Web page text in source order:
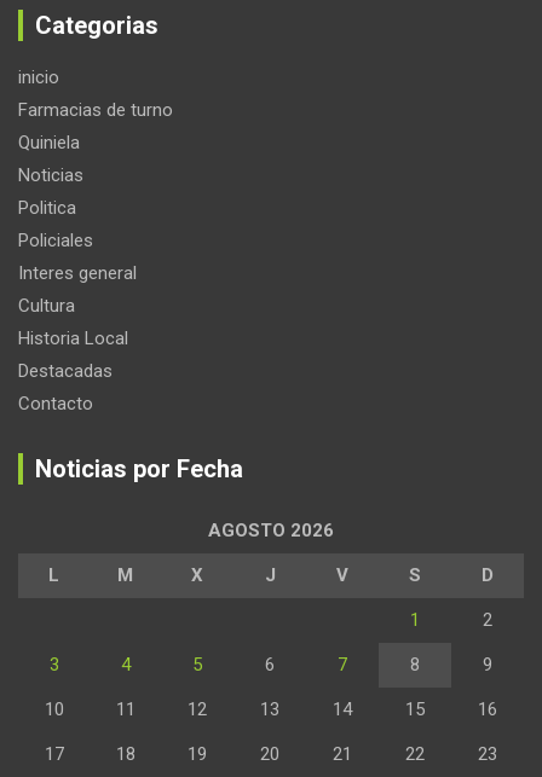
Categorias
inicio
Farmacias de turno
Quiniela
Noticias
Politica
Policiales
Interes general
Cultura
Historia Local
Destacadas
Contacto
Noticias por Fecha
AGOSTO 2026
L M X J V S D
1 2
3 4 5 6 7 8 9
10 11 12 13 14 15 16
17 18 19 20 21 22 23